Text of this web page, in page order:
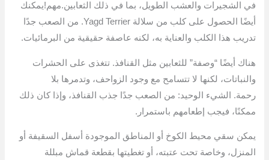
في الشجيرات والعشب الطويل، بما في ذلك الثعابين.مهم!يمكنك
أيضًا الحصول على كلب من سلالة Yagd Terrier. من الصعب جدًا
تدريب هذا الكلب والعناية به، لكنه عاصفة حقيقية من البرمائيات.
هناك أيضًا “وصفة” للثعابين مثل القنافذ. تتغذى على الحشرات
والنباتات، لكنها لا تتسامح مع وجود الزواحف، وتدمرها بلا
رحمة. الشيء الوحيد: من الصعب جدًا جذب القنافذ، وإذا كان ذلك
ممكنًا، فيجب إطعامهم باستمرار.
يمكن سقي محيط الكوخ أو المناطق الموجودة أسفل السقيفة أو
المنزل، وخاصة تحت عتبته، أو تغطيتها بقطعة قماش مبللة